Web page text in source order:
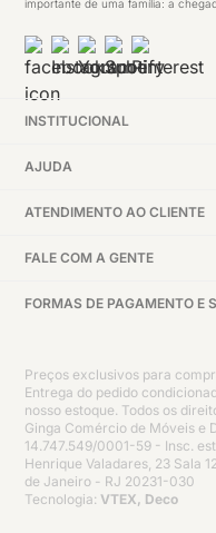
importante de uma família: a
INSTITUCIONAL
AJUDA
ATENDIMENTO AO CLIENTE
FALE COM A GENTE
FORMAS DE PAGAMENTO E
Preços exclusivos para
Entrega do pedido
nosso estoque. Todos os
Ginga Comércio de Móveis e
14.747.549/0001-59 - Insc.
Henrique Valadares, 23 Sala
de Janeiro - RJ 20231-030
Tecnologia: VTEX, Deco